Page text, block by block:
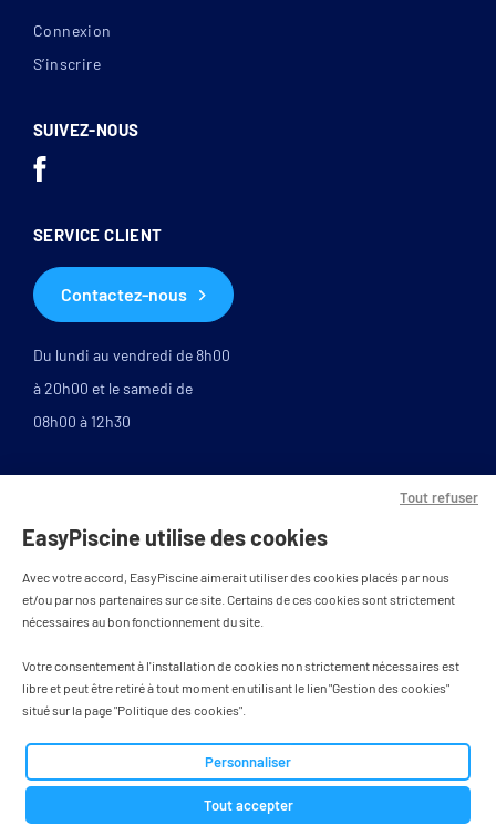
EasyPiscine utilise des cookies
Avec votre accord, EasyPiscine aimerait utiliser des cookies placés par nous
et/ou par nos partenaires sur ce site. Certains de ces cookies sont strictement
nécessaires au bon fonctionnement du site.
Votre consentement à l'installation de cookies non strictement nécessaires est
libre et peut être retiré à tout moment en utilisant le lien "Gestion des cookies"
situé sur la page "Politique des cookies".
Tout accepter
Tout refuser
Personnaliser
Connexion
S’inscrire
SUIVEZ-NOUS
SERVICE CLIENT
Contactez-nous
Du lundi au vendredi de 8h00
à 20h00 et le samedi de
08h00 à 12h30
Tous droits réservés - designed by
PAIEMENT SÉCURISÉ